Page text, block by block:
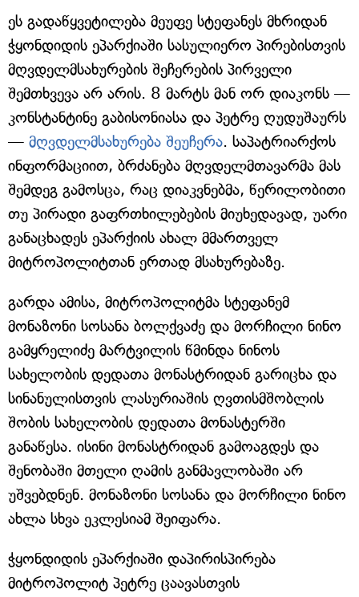
ეს გადაწყვეტილება მეუფე სტეფანეს მხრიდან
ჭყონდიდის ეპარქიაში სასულიერო პირებისთვის
მღვდელმსახურების შეჩერების პირველი
შემთხვევა არ არის. 8 მარტს მან ორ დიაკონს —
კონსტანტინე გაბისონიასა და პეტრე ღუდუშაურს
— მღვდელმსახურება შეუჩერა. საპატრიარქოს
ინფორმაციით, ბრძანება მღვდელმთავარმა მას
შემდეგ გამოსცა, რაც დიაკვნებმა, წერილობითი
თუ პირადი გაფრთხილებების მიუხედავად, უარი
განაცხადეს ეპარქიის ახალ მმართველ
მიტროპოლიტთან ერთად მსახურებაზე.
გარდა ამისა, მიტროპოლიტმა სტეფანემ
მონაზონი სოსანა ბოლქვაძე და მორჩილი ნინო
გამყრელიძე მარტვილის წმინდა ნინოს
სახელობის დედათა მონასტრიდან გარიცხა და
სინანულისთვის ლასურიაშის ღვთისმშობლის
შობის სახელობის დედათა მონასტერში
განაწესა. ისინი მონასტრიდან გამოაგდეს და
შენობაში მთელი ღამის განმავლობაში არ
უშვებდნენ. მონაზონი სოსანა და მორჩილი ნინო
ახლა სხვა ეკლესიამ შეიფარა.
ჭყონდიდის ეპარქიაში დაპირისპირება
მიტროპოლიტ პეტრე ცაავასთვის